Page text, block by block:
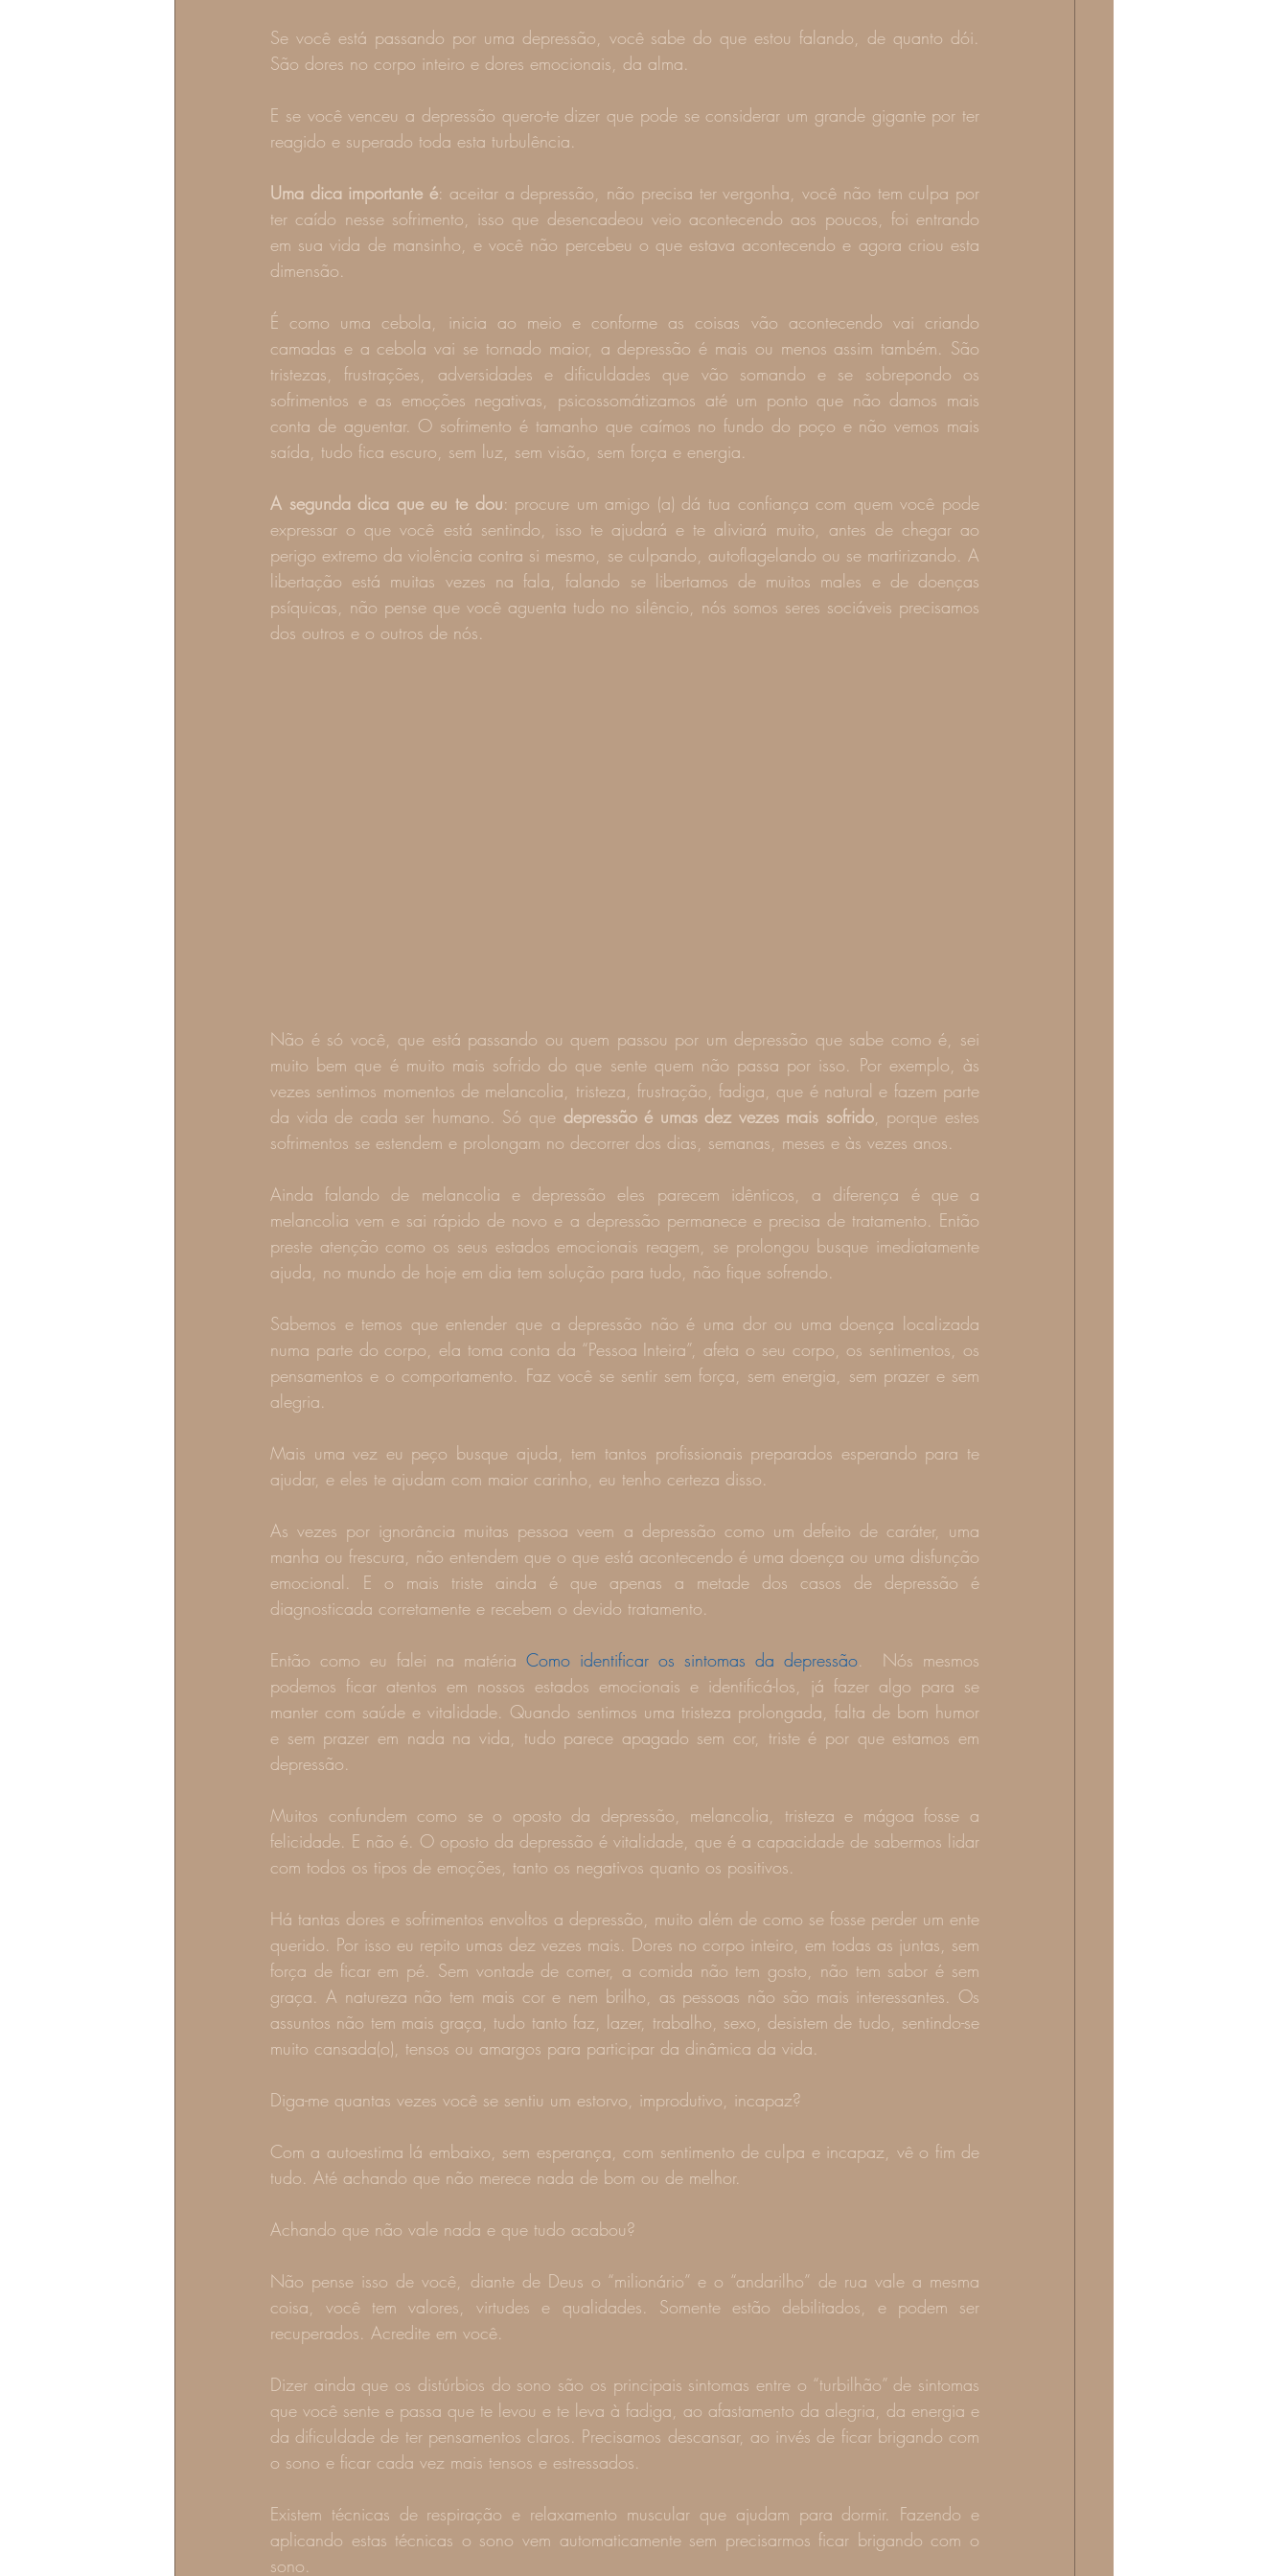
Se você está passando por uma depressão, você sabe do que estou falando, de quanto dói.
São dores no corpo inteiro e dores emocionais, da alma.
E se você venceu a depressão quero-te dizer que pode se considerar um grande gigante por ter
reagido e superado toda esta turbulência.
Uma dica importante é: aceitar a depressão, não precisa ter vergonha, você não tem culpa por
ter caído nesse sofrimento, isso que desencadeou veio acontecendo aos poucos, foi entrando
em sua vida de mansinho, e você não percebeu o que estava acontecendo e agora criou esta
dimensão.
É como uma cebola, inicia ao meio e conforme as coisas vão acontecendo vai criando
camadas e a cebola vai se tornado maior, a depressão é mais ou menos assim também. São
tristezas, frustrações, adversidades e dificuldades que vão somando e se sobrepondo os
sofrimentos e as emoções negativas, psicossomátizamos até um ponto que não damos mais
conta de aguentar. O sofrimento é tamanho que caímos no fundo do poço e não vemos mais
saída, tudo fica escuro, sem luz, sem visão, sem força e energia.
A segunda dica que eu te dou: procure um amigo (a) dá tua confiança com quem você pode
expressar o que você está sentindo, isso te ajudará e te aliviará muito, antes de chegar ao
perigo extremo da violência contra si mesmo, se culpando, autoflagelando ou se martirizando. A
libertação está muitas vezes na fala, falando se libertamos de muitos males e de doenças
psíquicas, não pense que você aguenta tudo no silêncio, nós somos seres sociáveis precisamos
dos outros e o outros de nós.
Não é só você, que está passando ou quem passou por um depressão que sabe como é, sei
muito bem que é muito mais sofrido do que sente quem não passa por isso. Por exemplo, às
vezes sentimos momentos de melancolia, tristeza, frustração, fadiga, que é natural e fazem parte
da vida de cada ser humano. Só que depressão é umas dez vezes mais sofrido, porque estes
sofrimentos se estendem e prolongam no decorrer dos dias, semanas, meses e às vezes anos.
Ainda falando de melancolia e depressão eles parecem idênticos, a diferença é que a
melancolia vem e sai rápido de novo e a depressão permanece e precisa de tratamento. Então
preste atenção como os seus estados emocionais reagem, se prolongou busque imediatamente
ajuda, no mundo de hoje em dia tem solução para tudo, não fique sofrendo.
Sabemos e temos que entender que a depressão não é uma dor ou uma doença localizada
numa parte do corpo, ela toma conta da “Pessoa Inteira”, afeta o seu corpo, os sentimentos, os
pensamentos e o comportamento. Faz você se sentir sem força, sem energia, sem prazer e sem
alegria.
Mais uma vez eu peço busque ajuda, tem tantos profissionais preparados esperando para te
ajudar, e eles te ajudam com maior carinho, eu tenho certeza disso.
As vezes por ignorância muitas pessoa veem a depressão como um defeito de caráter, uma
manha ou frescura, não entendem que o que está acontecendo é uma doença ou uma disfunção
emocional. E o mais triste ainda é que apenas a metade dos casos de depressão é
diagnosticada corretamente e recebem o devido tratamento.
Então como eu falei na matéria Como identificar os sintomas da depressão.  Nós mesmos
podemos ficar atentos em nossos estados emocionais e identificá-los, já fazer algo para se
manter com saúde e vitalidade. Quando sentimos uma tristeza prolongada, falta de bom humor
e sem prazer em nada na vida, tudo parece apagado sem cor, triste é por que estamos em
depressão.
Muitos confundem como se o oposto da depressão, melancolia, tristeza e mágoa fosse a
felicidade. E não é. O oposto da depressão é vitalidade, que é a capacidade de sabermos lidar
com todos os tipos de emoções, tanto os negativos quanto os positivos.
Há tantas dores e sofrimentos envoltos a depressão, muito além de como se fosse perder um ente
querido. Por isso eu repito umas dez vezes mais. Dores no corpo inteiro, em todas as juntas, sem
força de ficar em pé. Sem vontade de comer, a comida não tem gosto, não tem sabor é sem
graça. A natureza não tem mais cor e nem brilho, as pessoas não são mais interessantes. Os
assuntos não tem mais graça, tudo tanto faz, lazer, trabalho, sexo, desistem de tudo, sentindo-se
muito cansada(o), tensos ou amargos para participar da dinâmica da vida.
Diga-me quantas vezes você se sentiu um estorvo, improdutivo, incapaz?
Com a autoestima lá embaixo, sem esperança, com sentimento de culpa e incapaz, vê o fim de
tudo. Até achando que não merece nada de bom ou de melhor.
Achando que não vale nada e que tudo acabou?
Não pense isso de você, diante de Deus o “milionário” e o “andarilho” de rua vale a mesma
coisa, você tem valores, virtudes e qualidades. Somente estão debilitados, e podem ser
recuperados. Acredite em você.
Dizer ainda que os distúrbios do sono são os principais sintomas entre o “turbilhão” de sintomas
que você sente e passa que te levou e te leva à fadiga, ao afastamento da alegria, da energia e
da dificuldade de ter pensamentos claros. Precisamos descansar, ao invés de ficar brigando com
o sono e ficar cada vez mais tensos e estressados.
Existem técnicas de respiração e relaxamento muscular que ajudam para dormir. Fazendo e
aplicando estas técnicas o sono vem automaticamente sem precisarmos ficar brigando com o
sono.